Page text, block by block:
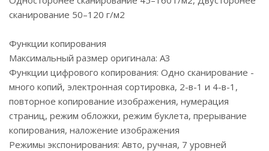
сканирование 50–120 г/м2
Функции копирования
Максимальный размер оригинала: А3
Функции цифрового копирования: Одно сканирование -
много копий, электронная сортировка, 2-в-1 и 4-в-1,
повторное копирование изображения, нумерация
страниц, режим обложки, режим буклета, прерывание
копирования, наложение изображения
Режимы экспонирования: Авто, ручная, 7 уровней